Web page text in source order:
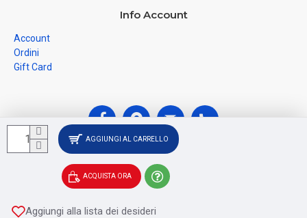
AGGIUNGI AL CARRELLO
ACQUISTA ORA
Aggiungi alla lista dei desideri
Info Account
Account
Ordini
Gift Card
© Ferramenta Santoro Domenico 2026, C.F.
SNTDNC60T04F481U, P.IVA IT02228110652 - Registro delle